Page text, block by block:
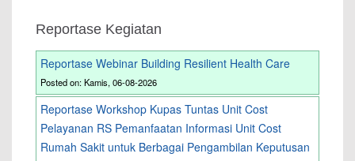
Reportase Kegiatan
Reportase Webinar Building Resilient Health Care
Posted on: Kamis, 06-08-2026
Reportase Workshop Kupas Tuntas Unit Cost
Pelayanan RS Pemanfaatan Informasi Unit Cost
Rumah Sakit untuk Berbagai Pengambilan Keputusan